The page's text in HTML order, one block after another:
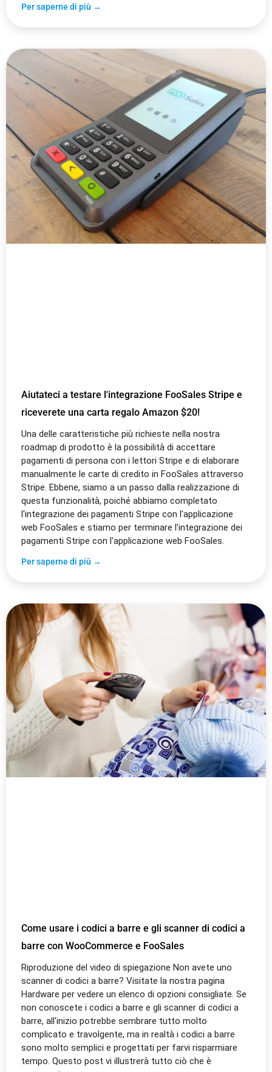
Per saperne di più →
Aiutateci a testare l'integrazione FooSales Stripe e
riceverete una carta regalo Amazon $20!
Una delle caratteristiche più richieste nella nostra
roadmap di prodotto è la possibilità di accettare
pagamenti di persona con i lettori Stripe e di elaborare
manualmente le carte di credito in FooSales attraverso
Stripe. Ebbene, siamo a un passo dalla realizzazione di
questa funzionalità, poiché abbiamo completato
l'integrazione dei pagamenti Stripe con l'applicazione
web FooSales e stiamo per terminare l'integrazione dei
pagamenti Stripe con l'applicazione web FooSales.
Per saperne di più →
Come usare i codici a barre e gli scanner di codici a
barre con WooCommerce e FooSales
Riproduzione del video di spiegazione Non avete uno
scanner di codici a barre? Visitate la nostra pagina
Hardware per vedere un elenco di opzioni consigliate. Se
non conoscete i codici a barre e gli scanner di codici a
barre, all'inizio potrebbe sembrare tutto molto
complicato e travolgente, ma in realtà i codici a barre
sono molto semplici e progettati per farvi risparmiare
tempo. Questo post vi illustrerà tutto ciò che è